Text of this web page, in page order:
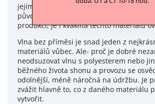
jejím celoživotním zkušenostem. Jelikož
původně českou, Italskou nebo
produkci, je i kvaklita těchto materiálů
Vlna bez příměsi je snad jeden z
materiálů vůbec. Ale- proč je dobré
neodsuzovat vlnu s polyesterem nebo
běžného života shonu a provozu se
odolnější, méně náročná na údržbu. Je
zvážit hlavně to, co z daného materiálu
vytvořit.